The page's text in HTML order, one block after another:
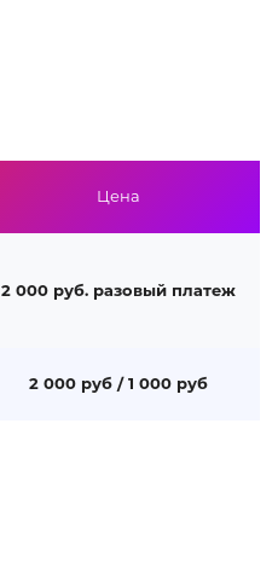
Цена
2 000 руб. разовый платеж
2 000 руб / 1 000 руб